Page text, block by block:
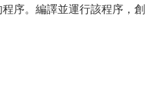
序。編譯並運行該程序，創